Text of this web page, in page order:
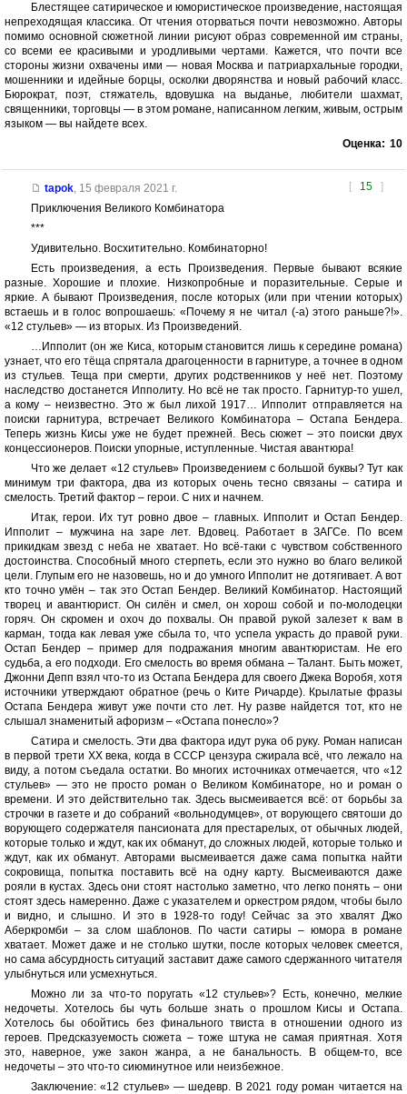
Блестящее сатирическое и юмористическое произведение, настоящая
непреходящая классика. От чтения оторваться почти невозможно. Авторы
помимо основной сюжетной линии рисуют образ современной им страны,
со всеми ее красивыми и уродливыми чертами. Кажется, что почти все
стороны жизни охвачены ими — новая Москва и патриархальные городки,
мошенники и идейные борцы, осколки дворянства и новый рабочий класс.
Бюрократ, поэт, стяжатель, вдовушка на выданье, любители шахмат,
священники, торговцы — в этом романе, написанном легким, живым, острым
языком — вы найдете всех.
Оценка: 10
[ 15 ]
tapok, 15 февраля 2021 г.
Приключения Великого Комбинатора
***
Удивительно. Восхитительно. Комбинаторно!
Есть произведения, а есть Произведения. Первые бывают всякие
разные. Хорошие и плохие. Низкопробные и поразительные. Серые и
яркие. А бывают Произведения, после которых (или при чтении которых)
встаешь и в голос вопрошаешь: «Почему я не читал (-а) этого раньше?!».
«12 стульев» — из вторых. Из Произведений.
…Ипполит (он же Киса, которым становится лишь к середине романа)
узнает, что его тёща спрятала драгоценности в гарнитуре, а точнее в одном
из стульев. Теща при смерти, других родственников у неё нет. Поэтому
наследство достанется Ипполиту. Но всё не так просто. Гарнитур-то ушел,
а кому – неизвестно. Это ж был лихой 1917… Ипполит отправляется на
поиски гарнитура, встречает Великого Комбинатора – Остапа Бендера.
Теперь жизнь Кисы уже не будет прежней. Весь сюжет – это поиски двух
концессионеров. Поиски упорные, иступленные. Чистая авантюра!
Что же делает «12 стульев» Произведением с большой буквы? Тут как
минимум три фактора, два из которых очень тесно связаны – сатира и
смелость. Третий фактор – герои. С них и начнем.
Итак, герои. Их тут ровно двое – главных. Ипполит и Остап Бендер.
Ипполит – мужчина на заре лет. Вдовец. Работает в ЗАГСе. По всем
прикидкам звезд с неба не хватает. Но всё-таки с чувством собственного
достоинства. Способный много стерпеть, если это нужно во благо великой
цели. Глупым его не назовешь, но и до умного Ипполит не дотягивает. А вот
кто точно умён – так это Остап Бендер. Великий Комбинатор. Настоящий
творец и авантюрист. Он силён и смел, он хорош собой и по-молодецки
горяч. Он скромен и охоч до похвалы. Он правой рукой залезет к вам в
карман, тогда как левая уже сбыла то, что успела украсть до правой руки.
Остап Бендер – пример для подражания многим авантюристам. Не его
судьба, а его подходи. Его смелость во время обмана – Талант. Быть может,
Джонни Депп взял что-то из Остапа Бендера для своего Джека Воробя, хотя
источники утверждают обратное (речь о Ките Ричарде). Крылатые фразы
Остапа Бендера живут уже почти сто лет. Ну разве найдется тот, кто не
слышал знаменитый афоризм – «Остапа понесло»?
Сатира и смелость. Эти два фактора идут рука об руку. Роман написан
в первой трети XX века, когда в СССР цензура сжирала всё, что лежало на
виду, а потом съедала остатки. Во многих источниках отмечается, что «12
стульев» — это не просто роман о Великом Комбинаторе, но и роман о
времени. И это действительно так. Здесь высмеивается всё: от борьбы за
строчки в газете и до собраний «вольнодумцев», от ворующего святоши до
ворующего содержателя пансионата для престарелых, от обычных людей,
которые только и ждут, как их обманут, до сложных людей, которые только и
ждут, как их обманут. Авторами высмеивается даже сама попытка найти
сокровища, попытка поставить всё на одну карту. Высмеиваются даже
рояли в кустах. Здесь они стоят настолько заметно, что легко понять – они
стоят здесь намеренно. Даже с указателем и оркестром рядом, чтобы было
и видно, и слышно. И это в 1928-то году! Сейчас за это хвалят Джо
Аберкромби – за слом шаблонов. По части сатиры – юмора в романе
хватает. Может даже и не столько шутки, после которых человек смеется,
но сама абсурдность ситуаций заставит даже самого сдержанного читателя
улыбнуться или усмехнуться.
Можно ли за что-то поругать «12 стульев»? Есть, конечно, мелкие
недочеты. Хотелось бы чуть больше знать о прошлом Кисы и Остапа.
Хотелось бы обойтись без финального твиста в отношении одного из
героев. Предсказуемость сюжета – тоже штука не самая приятная. Хотя
это, наверное, уже закон жанра, а не банальность. В общем-то, все
недочеты – это что-то сиюминутное или неизбежное.
Заключение: «12 стульев» — шедевр. В 2021 году роман читается на